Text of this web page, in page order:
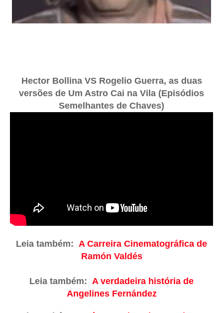
Hector Bollina VS Rogelio Guerra, as duas
versões de Um Astro Cai na Vila (Episódios
Semelhantes de Chaves)
Leia também: A Carreira Cinematográfica de
Ramón Valdés
Leia também: A verdadeira história de
Angelines Fernández